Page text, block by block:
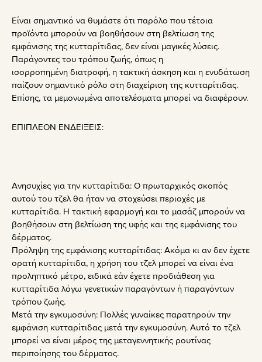
Είναι σημαντικό να θυμάστε ότι παρόλο που τέτοια
προϊόντα μπορούν να βοηθήσουν στη βελτίωση της
εμφάνισης της κυτταρίτιδας, δεν είναι μαγικές λύσεις.
Παράγοντες του τρόπου ζωής, όπως η
ισορροπημένη διατροφή, η τακτική άσκηση και η ενυδάτωση
παίζουν σημαντικό ρόλο στη διαχείριση της κυτταρίτιδας.
Επίσης, τα μεμονωμένα αποτελέσματα μπορεί να διαφέρουν.
ΕΠΙΠΛΕΟΝ ΕΝΔΕΙΞΕΙΣ:
Ανησυχίες για την κυτταρίτιδα: Ο πρωταρχικός σκοπός
αυτού του τζελ θα ήταν να στοχεύσει περιοχές με
κυτταρίτιδα. Η τακτική εφαρμογή και το μασάζ μπορούν να
βοηθήσουν στη βελτίωση της υφής και της εμφάνισης του
δέρματος.
Πρόληψη της εμφάνισης κυτταρίτιδας: Ακόμα κι αν δεν έχετε
ορατή κυτταρίτιδα, η χρήση του τζελ μπορεί να είναι ένα
προληπτικό μέτρο, ειδικά εάν έχετε προδιάθεση για
κυτταρίτιδα λόγω γενετικών παραγόντων ή παραγόντων
τρόπου ζωής.
Μετά την εγκυμοσύνη: Πολλές γυναίκες παρατηρούν την
εμφάνιση κυτταρίτιδας μετά την εγκυμοσύνη. Αυτό το τζελ
μπορεί να είναι μέρος της μεταγεννητικής ρουτίνας
περιποίησης του δέρματος.